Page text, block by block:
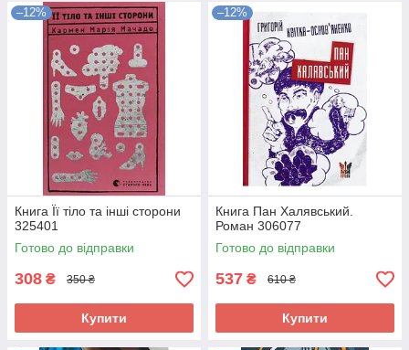
–12%
Книга Її тіло та інші сторони
325401
Готово до відправки
308 ₴ 350 ₴
Купити
–12%
Книга Пан Халявський.
Роман 306077
Готово до відправки
537 ₴ 610 ₴
Купити